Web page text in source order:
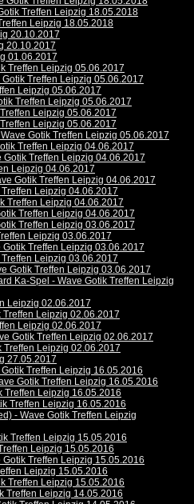
Treffen Leipzig 18.05.2018
Leipzig 18.05.2018
20.10.2017
20.10.2017
01.06.2017
Treffen Leipzig 05.06.2017
Treffen Leipzig 05.06.2017
Leipzig 05.06.2017
Treffen Leipzig 05.06.2017
Leipzig 05.06.2017
Leipzig 05.06.2017
Gotik Treffen Leipzig 05.06.2017
Treffen Leipzig 04.06.2017
Gotik Treffen Leipzig 04.06.2017
Leipzig 04.06.2017
Gotik Treffen Leipzig 04.06.2017
Leipzig 04.06.2017
Treffen Leipzig 04.06.2017
Treffen Leipzig 04.06.2017
Treffen Leipzig 03.06.2017
Leipzig 03.06.2017
Treffen Leipzig 03.06.2017
Leipzig 03.06.2017
Gotik Treffen Leipzig 03.06.2017
Ka-Spel - Wave Gotik Treffen Leipzig
Leipzig 02.06.2017
Treffen Leipzig 02.06.2017
Leipzig 02.06.2017
Gotik Treffen Leipzig 02.06.2017
Treffen Leipzig 02.06.2017
27.05.2017
Treffen Leipzig 16.05.2016
Gotik Treffen Leipzig 16.05.2016
Treffen Leipzig 16.05.2016
Treffen Leipzig 16.05.2016
- Wave Gotik Treffen Leipzig
Treffen Leipzig 15.05.2016
Leipzig 15.05.2016
Treffen Leipzig 15.05.2016
Leipzig 15.05.2016
Treffen Leipzig 15.05.2016
Treffen Leipzig 14.05.2016